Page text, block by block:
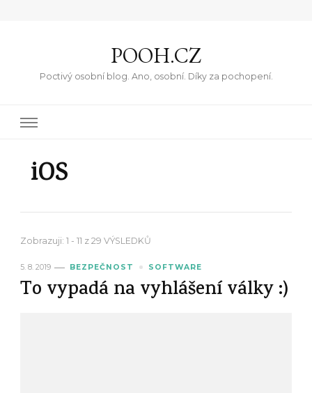
POOH.CZ
Poctivý osobní blog. Ano, osobní. Díky za pochopení.
iOS
Zobrazuji: 1 - 11 z 29 VÝSLEDKŮ
5. 8. 2019 BEZPEČNOST SOFTWARE
To vypadá na vyhlášení války :)